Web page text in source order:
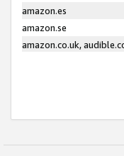
amazon.es
amazon.se
amazon.co.uk,